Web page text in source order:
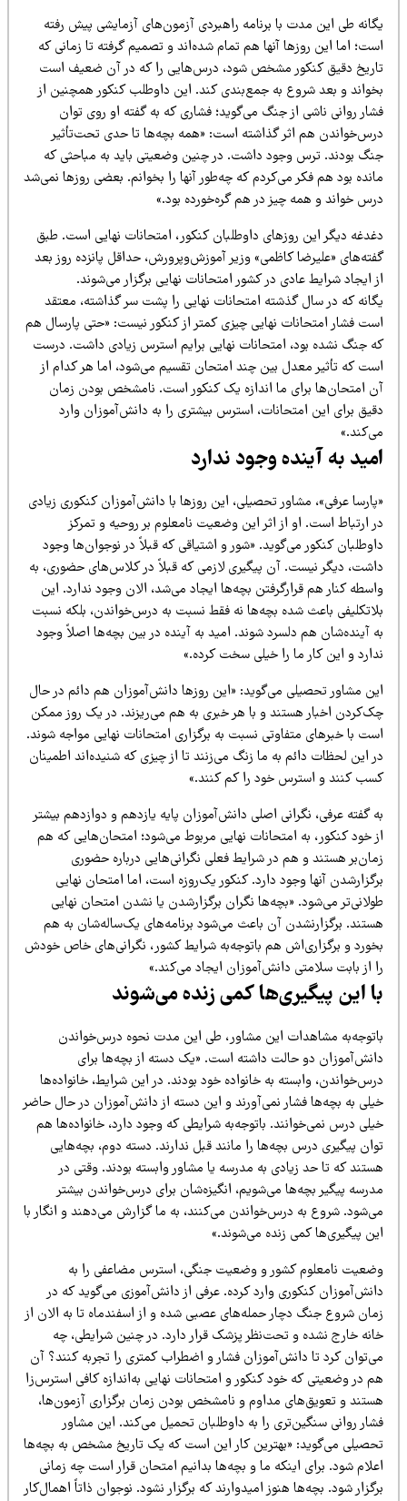
طی این مدت با برنامه راهبردی آزمون‌های آزمایشی پیش رفته
اما این روزها آنها هم تمام شده‌اند و تصمیم گرفته تا زمانی که
دقیق کنکور مشخص شود، درس‌هایی را که در آن ضعیف است
و بعد شروع به جمع‌بندی کند. این داوطلب کنکور همچنین از
روانی ناشی از جنگ می‌گوید؛ فشاری که به گفته او روی توان
هم اثر گذاشته است: «همه بچه‌ها تا حدی تحت‌تأثیر
بودند. ترس وجود داشت. در چنین وضعیتی باید به مباحثی که
بود هم فکر می‌کردم که چه‌طور آنها را بخوانم. بعضی روزها نمی‌شد
خواند و همه چیز در هم گره‌خورده بود.»
دیگر این روزهای داوطلبان کنکور، امتحانات نهایی است. طبق
«علیرضا کاظمی» وزیر آموزش‌وپرورش، حداقل پانزده روز بعد
ایجاد شرایط عادی در کشور امتحانات نهایی برگزار می‌شوند.
که در سال گذشته امتحانات نهایی را پشت سر گذاشته، معتقد
فشار امتحانات نهایی چیزی کمتر از کنکور نیست: «حتی پارسال هم
جنگ نشده بود، امتحانات نهایی برایم استرس زیادی داشت. درست
که تأثیر معدل بین چند امتحان تقسیم می‌شود، اما هر کدام از
امتحان‌ها برای ما اندازه یک کنکور است. نامشخص بودن زمان
برای این امتحانات، استرس بیشتری را به دانش‌آموزان وارد
به آینده وجود ندارد
عرفی»، مشاور تحصیلی، این روزها با دانش‌آموزان کنکوری زیادی
ارتباط است. او از اثر این وضعیت نامعلوم بر روحیه و تمرکز
کنکور می‌گوید. «شور و اشتیاقی که قبلاً در نوجوان‌ها وجود
دیگر نیست. آن پیگیری لازمی که قبلاً در کلاس‌های حضوری، به
کنار هم قرارگرفتن بچه‌ها ایجاد می‌شد، الان وجود ندارد. این
باعث شده بچه‌ها نه فقط نسبت به درس‌خواندن، بلکه نسبت
آینده‌شان هم دلسرد شوند. امید به آینده در بین بچه‌ها اصلاً وجود
و این کار ما را خیلی سخت کرده.»
مشاور تحصیلی می‌گوید: «این روزها دانش‌آموزان هم دائم در حال
اخبار هستند و با هر خبری به هم می‌ریزند. در یک روز ممکن
با خبرهای متفاوتی نسبت به برگزاری امتحانات نهایی مواجه شوند.
این لحظات دائم به ما زنگ می‌زنند تا از چیزی که شنیده‌اند اطمینان
کنند و استرس خود را کم کنند.»
گفته عرفی، نگرانی اصلی دانش‌آموزان پایه یازدهم و دوازدهم بیشتر
خود کنکور، به امتحانات نهایی مربوط می‌شود؛ امتحان‌هایی که هم
هستند و هم در شرایط فعلی نگرانی‌هایی درباره حضوری
آنها وجود دارد. کنکور یک‌روزه است، اما امتحان نهایی
می‌شود. «بچه‌ها نگران برگزارشدن یا نشدن امتحان نهایی
برگزارنشدن آن باعث می‌شود برنامه‌های یک‌ساله‌شان به هم
و برگزاری‌اش هم باتوجه‌به شرایط کشور، نگرانی‌های خاص خودش
از بابت سلامتی دانش‌آموزان ایجاد می‌کند.»
این پیگیری‌ها کمی زنده می‌شوند
مشاهدات این مشاور، طی این مدت نحوه درس‌خواندن
دو حالت داشته است. «یک دسته از بچه‌ها برای
وابسته به خانواده خود بودند. در این شرایط، خانواده‌ها
به بچه‌ها فشار نمی‌آورند و این دسته از دانش‌آموزان در حال حاضر
درس نمی‌خوانند. باتوجه‌به شرایطی که وجود دارد، خانواده‌ها هم
پیگیری درس بچه‌ها را مانند قبل ندارند. دسته دوم، بچه‌هایی
که تا حد زیادی به مدرسه یا مشاور وابسته بودند. وقتی در
پیگیر بچه‌ها می‌شویم، انگیزه‌شان برای درس‌خواندن بیشتر
شروع به درس‌خواندن می‌کنند، به ما گزارش می‌دهند و انگار با
پیگیری‌ها کمی زنده می‌شوند.»
نامعلوم کشور و وضعیت جنگی، استرس مضاعفی را به
کنکوری وارد کرده. عرفی از دانش‌آموزی می‌گوید که در
شروع جنگ دچار حمله‌های عصبی شده و از اسفندماه تا به الان از
خارج نشده و تحت‌نظر پزشک قرار دارد. در چنین شرایطی، چه
کرد تا دانش‌آموزان فشار و اضطراب کمتری را تجربه کنند؟ آن
در وضعیتی که خود کنکور و امتحانات نهایی به‌اندازه کافی استرس‌زا
و تعویق‌های مداوم و نامشخص بودن زمان برگزاری آزمون‌ها،
روانی سنگین‌تری را به داوطلبان تحمیل می‌کند. این مشاور
می‌گوید: «بهترین کار این است که یک تاریخ مشخص به بچه‌ها
شود. برای اینکه ما و بچه‌ها بدانیم امتحان قرار است چه زمانی
شود. بچه‌ها هنوز امیدوارند که برگزار نشود. نوجوان ذاتاً اهمال‌کار